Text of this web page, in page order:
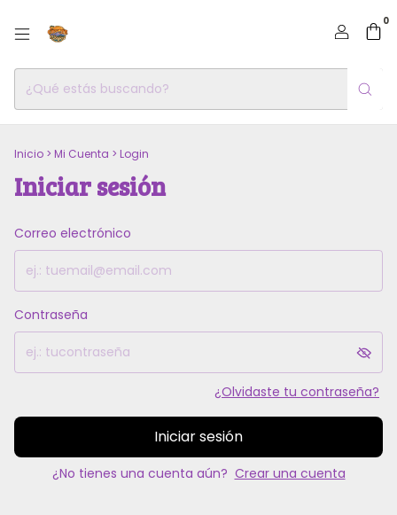
0
Inicio > Mi Cuenta > Login
Iniciar sesión
Correo electrónico
Contraseña
¿Olvidaste tu contraseña?
Iniciar sesión
¿No tienes una cuenta aún? Crear una cuenta